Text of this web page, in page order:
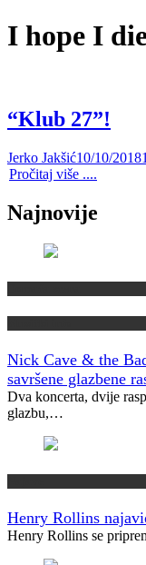
I hope I
“Klub 27”!
Jerko Jakšić10/10/2018
Pročitaj više ....
Najnovije
Nick Cave & the
savršene glazbene
Dva koncerta, dvije
glazbu,…
Henry Rollins
Henry Rollins se